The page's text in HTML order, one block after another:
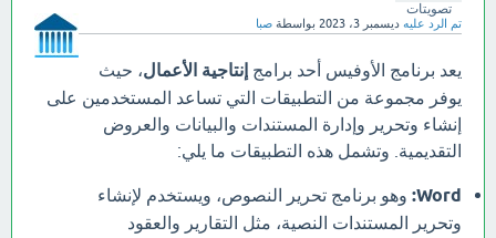
تصويتات
تم الرد عليه ديسمبر 3، 2023 بواسطة صبا
يعد برنامج الأوفيس أحد برامج إنتاجية الأعمال، حيث
يوفر مجموعة من التطبيقات التي تساعد المستخدمين على
إنشاء وتحرير وإدارة المستندات والبيانات والعروض
التقديمية. وتشمل هذه التطبيقات ما يلي:
Word: وهو برنامج تحرير النصوص، ويستخدم لإنشاء
وتحرير المستندات النصية، مثل التقارير والعقود